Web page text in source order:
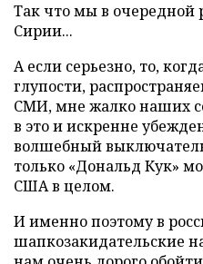
Так что мы в очередной
Сирии...
А если серьезно, то,
глупости,
СМИ, мне жалко наших
в это и искренне
волшебный
только «Дональд Кук»
США в целом.
И именно поэтому в
шапкозакидательские